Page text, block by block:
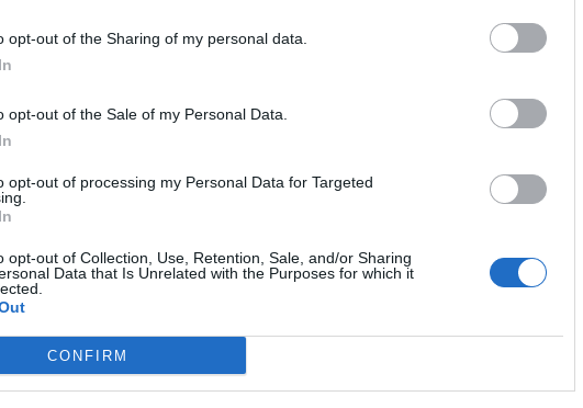
opt-out of the Sharing of my personal data.
opt-out of the Sale of my Personal Data.
opt-out of processing my Personal Data for Targeted
opt-out of Collection, Use, Retention, Sale, and/or Sharing
Data that Is Unrelated with the Purposes for which it
CONFIRM
YAMAHA F15CMHS
vypredané
Motor elektrický YAMAHA MX18